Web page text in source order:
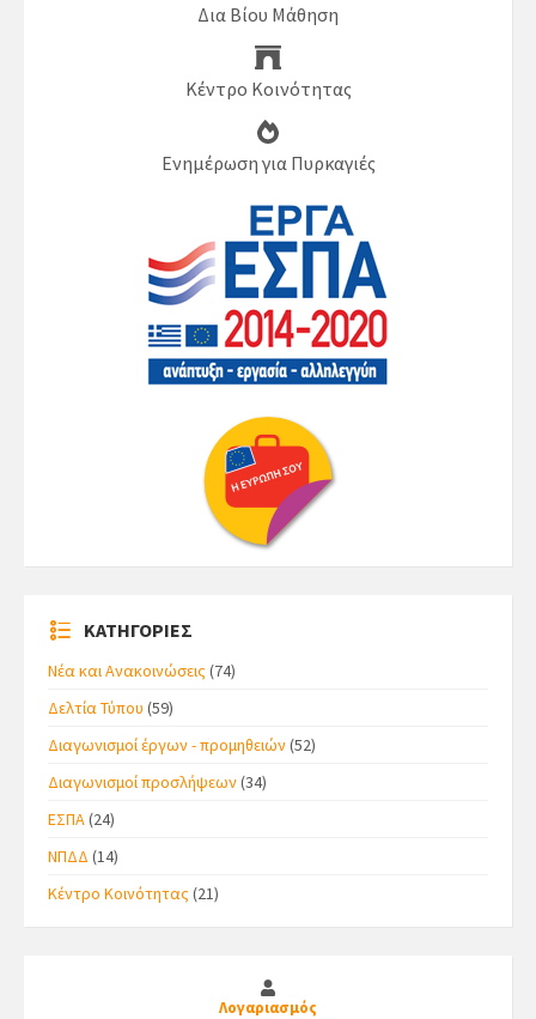
Δια Βίου Μάθηση
Κέντρο Κοινότητας
Ενημέρωση για Πυρκαγιές
ΚΑΤΗΓΟΡΙΕΣ
Νέα και Ανακοινώσεις(74)
Δελτία Τύπου (59)
Διαγωνισμοί έργων - προμηθειών(52)
Διαγωνισμοί προσλήψεων(34)
ΕΣΠΑ(24)
ΝΠΔΔ (14)
Κέντρο Κοινότητας(21)
Λογαριασμός